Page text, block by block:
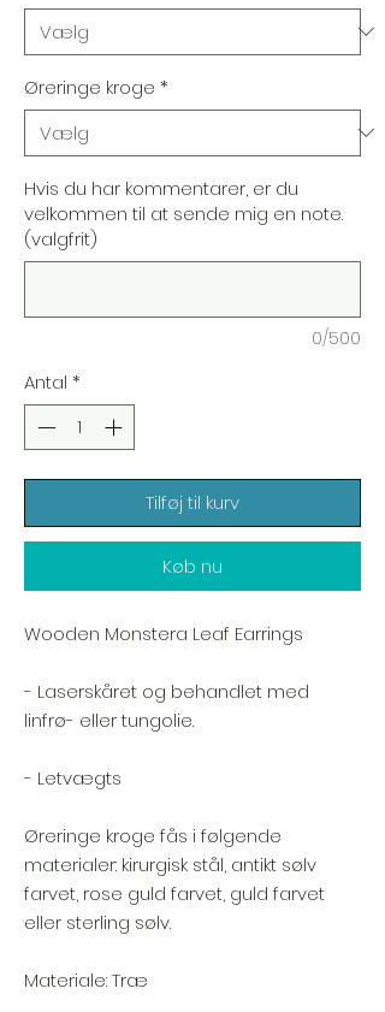
Øreringe kroge *
Hvis du har kommentarer, er du
velkommen til at sende mig en note.
(valgfrit)
0/500
Antal *
Tilføj til kurv
Køb nu
Wooden Monstera Leaf Earrings
- Laserskåret og behandlet med
linfrø- eller tungolie.
- Letvægts
Øreringe kroge fås i følgende
materialer: kirurgisk stål, antikt sølv
farvet, rose guld farvet, guld farvet
eller sterling sølv.
Materiale: Træ